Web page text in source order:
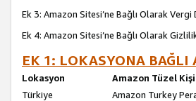
Ek 3: Amazon Sitesi’ne Bağlı Olarak
Ek 4: Amazon Sitesi’ne Bağlı Olarak
EK 1: LOKASYONA
Lokasyon
Amazon Tüzel
Türkiye
Amazon Turkey